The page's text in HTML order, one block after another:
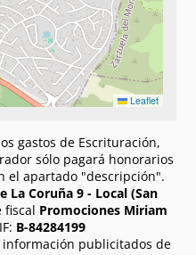
Leaflet
gastos de Escrituración,
sólo pagará honorarios
el apartado "descripción".
La Coruña 9 - Local (San
fiscal Promociones Miriam
B-84284199
publicitados de